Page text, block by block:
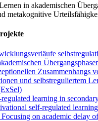
in akademischen
metakognitive
Zusammenhangs
und selbstreguliertem
learning in
self-regulated
Focusing on academic delay